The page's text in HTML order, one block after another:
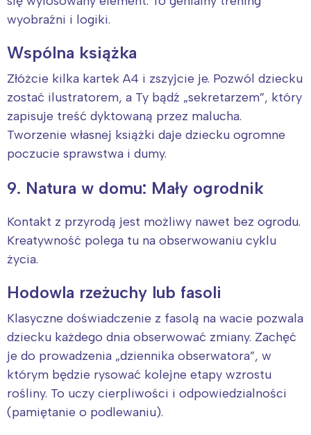
wyobraźni i logiki.
Wspólna książka
Złóżcie kilka kartek A4 i zszyjcie je. Pozwól dziecku
zostać ilustratorem, a Ty bądź „sekretarzem”, który
zapisuje treść dyktowaną przez malucha.
Tworzenie własnej książki daje dziecku ogromne
poczucie sprawstwa i dumy.
9. Natura w domu: Mały ogrodnik
Kontakt z przyrodą jest możliwy nawet bez ogrodu.
Kreatywność polega tu na obserwowaniu cyklu
życia.
Hodowla rzeżuchy lub fasoli
Klasyczne doświadczenie z fasolą na wacie pozwala
dziecku każdego dnia obserwować zmiany. Zachęć
je do prowadzenia „dziennika obserwatora”, w
którym będzie rysować kolejne etapy wzrostu
rośliny. To uczy cierpliwości i odpowiedzialności
(pamiętanie o podlewaniu).